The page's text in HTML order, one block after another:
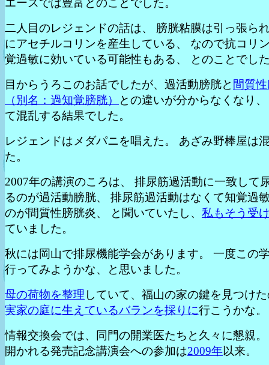
エースでは豊富とのことでした。
二人目のレジェンドの話は、 膀胱粘膜は引っ張ら
にアセチルコリンを産生している、 なので抗コリ
覚過敏に効いている可能性もある、 とのことでし
目からうろこのお話でしたが、過活動膀胱と 間質
（別名：過知覚膀胱）
との違いが分からなくなり
て混乱する結果でした。
レジェンドはメダパニを唱えた。 あざみ野棒屋は
た。
2007年の講演のころは、 排尿筋過活動に一致して
るのが過活動膀胱、 排尿筋過活動はなくて知覚過
のが間質性膀胱炎、 と聞いていたし、 私もそう受
ていました。
秋には岡山で排尿機能学会があります。 一度この
行ってみようかな、と思いました。
母の荷物を整理 していて、福山の家の鍵を見つけ
実家の庭に生えているバランを採りに行こうかな。
情報交換会では、同門の開業医たちと久々に懇親
開かれる発売記念講演会への参加は2009年以来。